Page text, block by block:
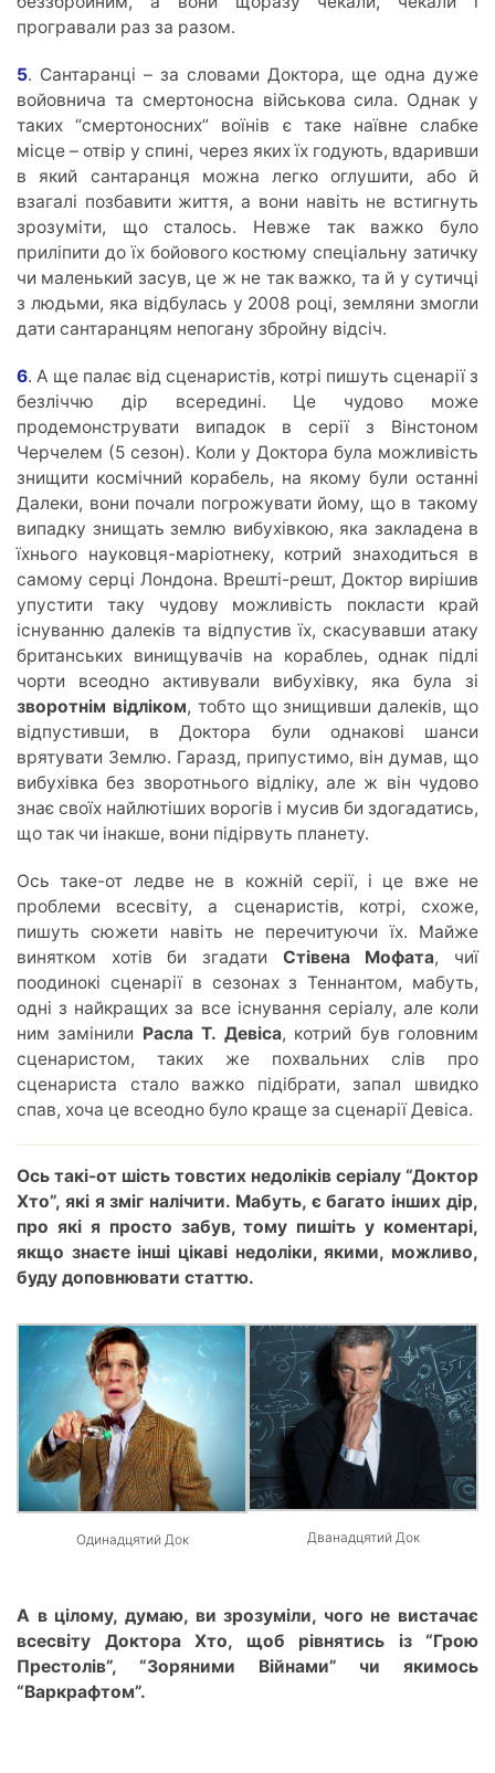
програвали раз за разом.
5. Сантаранці – за словами Доктора, ще одна дуже
войовнича та смертоносна військова сила. Однак у
таких “смертоносних” воїнів є таке наївне слабке
місце – отвір у спині, через яких їх годують, вдаривши
в який сантаранця можна легко оглушити, або й
взагалі позбавити життя, а вони навіть не встигнуть
зрозуміти, що сталось. Невже так важко було
приліпити до їх бойового костюму спеціальну затичку
чи маленький засув, це ж не так важко, та й у сутичці
з людьми, яка відбулась у 2008 році, земляни змогли
дати сантаранцям непогану збройну відсіч.
6. А ще палає від сценаристів, котрі пишуть сценарії з
безліччю дір всередині. Це чудово може
продемонструвати випадок в серії з Вінстоном
Черчелем (5 сезон). Коли у Доктора була можливість
знищити космічний корабель, на якому були останні
Далеки, вони почали погрожувати йому, що в такому
випадку знищать землю вибухівкою, яка закладена в
їхнього науковця-маріотнеку, котрий знаходиться в
самому серці Лондона. Врешті-решт, Доктор вирішив
упустити таку чудову можливість покласти край
існуванню далеків та відпустив їх, скасувавши атаку
британських винищувачів на кораблеь, однак підлі
чорти всеодно активували вибухівку, яка була зі
зворотнім відліком, тобто що знищивши далеків, що
відпустивши, в Доктора були однакові шанси
врятувати Землю. Гаразд, припустимо, він думав, що
вибухівка без зворотнього відліку, але ж він чудово
знає своїх найлютіших ворогів і мусив би здогадатись,
що так чи інакше, вони підірвуть планету.
Ось таке-от ледве не в кожній серії, і це вже не
проблеми всесвіту, а сценаристів, котрі, схоже,
пишуть сюжети навіть не перечитуючи їх. Майже
винятком хотів би згадати Стівена Мофата, чиї
поодинокі сценарії в сезонах з Теннантом, мабуть,
одні з найкращих за все існування серіалу, але коли
ним замінили Расла Т. Девіса, котрий був головним
сценаристом, таких же похвальних слів про
сценариста стало важко підібрати, запал швидко
спав, хоча це всеодно було краще за сценарії Девіса.
Ось такі-от шість товстих недоліків серіалу “Доктор
Хто”, які я зміг налічити. Мабуть, є багато інших дір,
про які я просто забув, тому пишіть у коментарі,
якщо знаєте інші цікаві недоліки, якими, можливо,
буду доповнювати статтю.
Одинадцятий Док Дванадцятий Док
А в цілому, думаю, ви зрозуміли, чого не вистачає
всесвіту Доктора Хто, щоб рівнятись із “Грою
Престолів”, “Зоряними Війнами” чи якимось
“Варкрафтом”.